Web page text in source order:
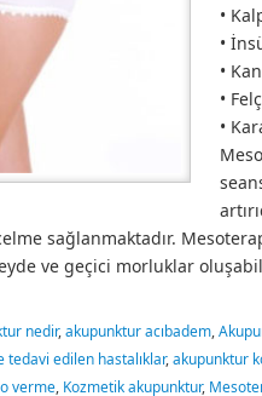
•
•
•
•
•
sağlanmaktadır.
ve geçici morluklar
nedir,akupunktur acıbadem,
tedavi edilen hastalıklar,akupunktur
verme, Kozmetik akupunktur,